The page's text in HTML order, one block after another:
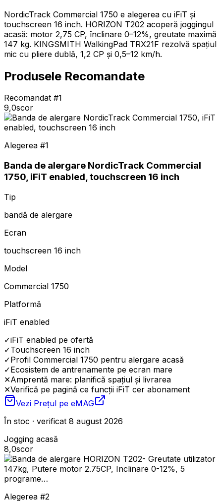
NordicTrack Commercial 1750 e alegerea cu iFiT și
touchscreen 16 inch. HORIZON T202 acoperă joggingul
acasă: motor 2,75 CP, înclinare 0–12%, greutate maximă
147 kg. KINGSMITH WalkingPad TRX21F rezolvă spațiul
mic cu pliere dublă, 1,2 CP și 0,5–12 km/h.
Produsele Recomandate
Recomandat #1
9,0scor
Alegerea #1
Banda de alergare NordicTrack Commercial
1750, iFiT enabled, touchscreen 16 inch
Tip
bandă de alergare
Ecran
touchscreen 16 inch
Model
Commercial 1750
Platformă
iFiT enabled
✓iFiT enabled pe ofertă
✓Touchscreen 16 inch
✓Profil Commercial 1750 pentru alergare acasă
✓Ecosistem de antrenamente pe ecran mare
✕Amprentă mare: planifică spațiul și livrarea
✕Verifică pe pagină ce funcții iFiT cer abonament
Vezi Prețul pe eMAG
În stoc · verificat 8 august 2026
Jogging acasă
8,0scor
Alegerea #2